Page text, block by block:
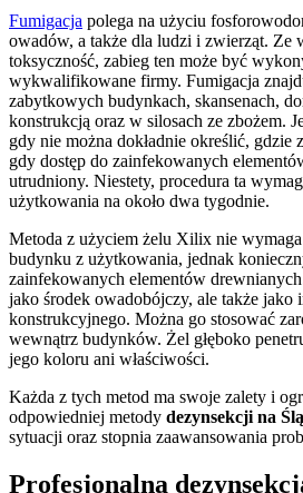
Fumigacja polega na użyciu
owadów, a także dla ludzi i zwierząt. Ze
toksyczność, zabieg ten może być
wykwalifikowane firmy. Fumigacja
zabytkowych budynkach, skansenach,
konstrukcją oraz w silosach ze zbożem.
gdy nie można dokładnie określić, gdzie
gdy dostęp do zainfekowanych
utrudniony. Niestety, procedura ta
użytkowania na około dwa tygodnie.
Metoda z użyciem żelu Xilix nie wymaga
budynku z użytkowania, jednak
zainfekowanych elementów
jako środek owadobójczy, ale także jako
konstrukcyjnego. Można go stosować
wewnątrz budynków. Żel głęboko
jego koloru ani właściwości.
Każda z tych metod ma swoje zalety i
odpowiedniej metody dezynsekcji na
sytuacji oraz stopnia zaawansowania
Profesjonalna